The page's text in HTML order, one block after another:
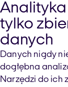
tylko
danych
Danych nigdy
dogłębna
Narzędzi do ich